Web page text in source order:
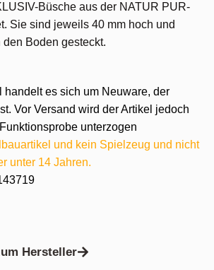
Büsche aus der NATUR PUR-
Sie sind jeweils 40 mm hoch und
Boden gesteckt.
handelt es sich um Neuware, der
Vor Versand wird der Artikel jedoch
unterzogen
und kein Spielzeug und nicht
unter 14 Jahren.
Hersteller